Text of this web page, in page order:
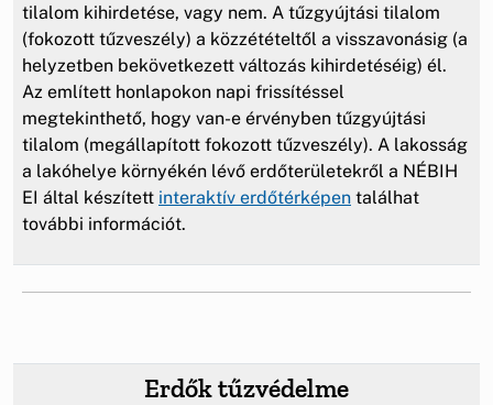
tilalom kihirdetése, vagy nem. A tűzgyújtási tilalom
(fokozott tűzveszély) a közzétételtől a visszavonásig (a
helyzetben bekövetkezett változás kihirdetéséig) él.
Az említett honlapokon napi frissítéssel
megtekinthető, hogy van-e érvényben tűzgyújtási
tilalom (megállapított fokozott tűzveszély). A lakosság
a lakóhelye környékén lévő erdőterületekről a NÉBIH
EI által készített interaktív erdőtérképen találhat
további információt.
Erdők tűzvédelme